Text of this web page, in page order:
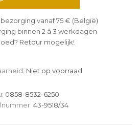
bezorging vanaf 75 € (België)
binnen 2 à 3 werkdagen
Retour mogelijk!
Niet op voorraad
0858-8532-6250
43-9518/34